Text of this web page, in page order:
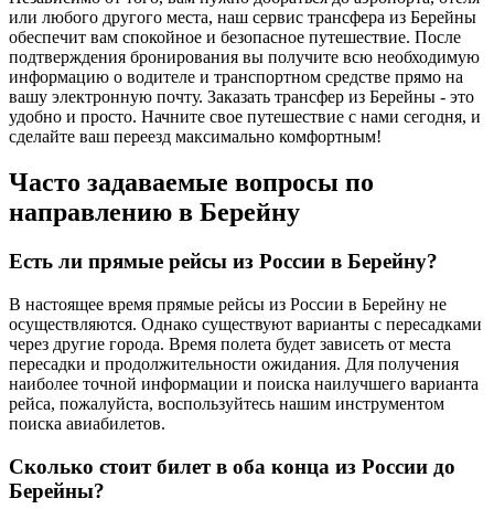
или любого другого места, наш сервис трансфера из Берейны
обеспечит вам спокойное и безопасное путешествие. После
подтверждения бронирования вы получите всю необходимую
информацию о водителе и транспортном средстве прямо на
вашу электронную почту. Заказать трансфер из Берейны - это
удобно и просто. Начните свое путешествие с нами сегодня, и
сделайте ваш переезд максимально комфортным!
Часто задаваемые вопросы по
направлению в Берейну
Есть ли прямые рейсы из России в Берейну?
В настоящее время прямые рейсы из России в Берейну не
осуществляются. Однако существуют варианты с пересадками
через другие города. Время полета будет зависеть от места
пересадки и продолжительности ожидания. Для получения
наиболее точной информации и поиска наилучшего варианта
рейса, пожалуйста, воспользуйтесь нашим инструментом
поиска авиабилетов.
Сколько стоит билет в оба конца из России до
Берейны?